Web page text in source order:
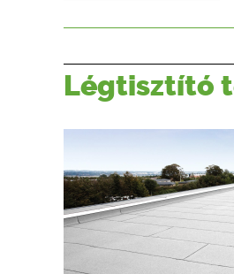
Légtisztító